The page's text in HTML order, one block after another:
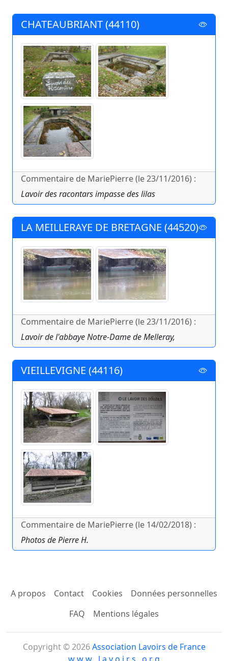
CHATEAUBRIANT (44110)
Commentaire de MariePierre (le 23/11/2016) :
Lavoir des racontars impasse des lilas
LA MEILLERAYE DE BRETAGNE (44520)
Commentaire de MariePierre (le 23/11/2016) :
Lavoir de l'abbaye Notre-Dame de Melleray,
VIEILLEVIGNE (44116)
Commentaire de MariePierre (le 14/02/2018) :
Photos de Pierre H.
A propos Contact Cookies
Données personnelles
FAQ
Mentions légales
Copyright © 2026Association Lavoirs de France